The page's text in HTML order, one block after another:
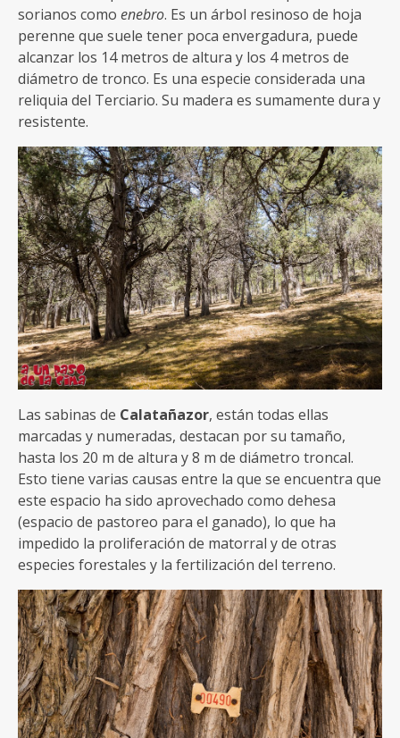
sorianos como enebro. Es un árbol resinoso de hoja
perenne que suele tener poca envergadura, puede
alcanzar los 14 metros de altura y los 4 metros de
diámetro de tronco. Es una especie considerada una
reliquia del Terciario. Su madera es sumamente dura y
resistente.
Las sabinas de Calatañazor, están todas ellas
marcadas y numeradas, destacan por su tamaño,
hasta los 20 m de altura y 8 m de diámetro troncal.
Esto tiene varias causas entre la que se encuentra que
este espacio ha sido aprovechado como dehesa
(espacio de pastoreo para el ganado), lo que ha
impedido la proliferación de matorral y de otras
especies forestales y la fertilización del terreno.